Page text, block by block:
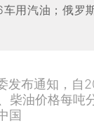
用汽油；俄罗
发布通知，自
柴油价格每吨
国